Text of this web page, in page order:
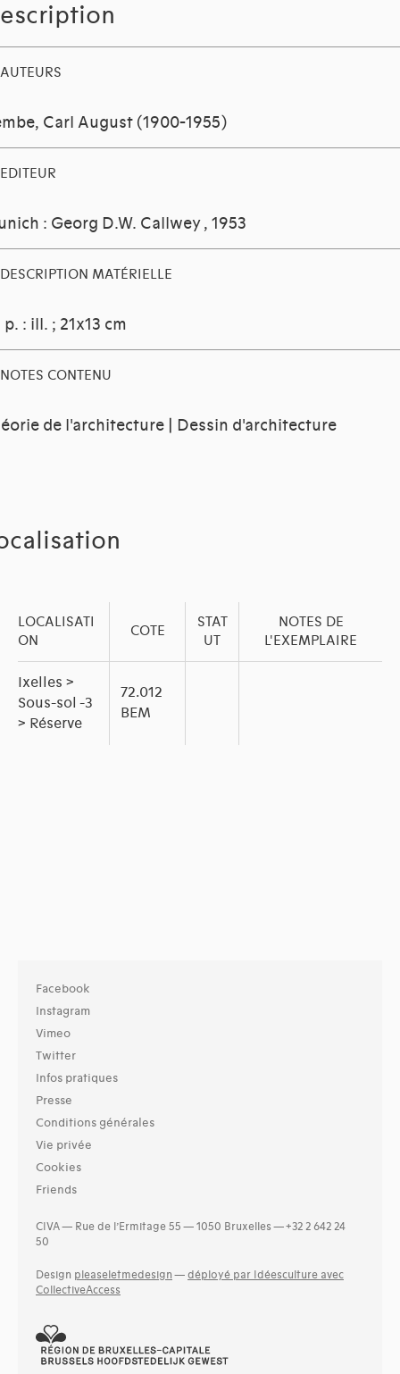
AUTEURS
Carl August (1900-1955)
EDITEUR
: Georg D.W. Callwey, 1953
DESCRIPTION MATÉRIELLE
p. : ill. ; 21x13 cm
NOTES CONTENU
de l'architecture | Dessin d'architecture
LOCALISATI
ON
COTE
STAT
UT
NOTES DE
L'EXEMPLAIRE
Ixelles >
Sous-sol -3
> Réserve
72.012
BEM
Facebook
Instagram
Vimeo
Twitter
Infos pratiques
Presse
Conditions générales
Vie privée
Cookies
Friends
CIVA — Rue de l’Ermitage 55 — 1050 Bruxelles — +32 2 642 24
50
Design pleaseletmedesign — déployé par Idéesculture avec
CollectiveAccess